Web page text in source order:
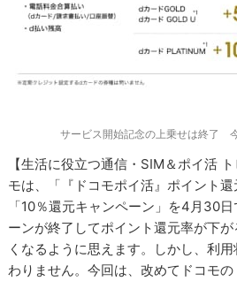
サービス開始記念の上乗せは終了
【生活に役立つ通信・SIM＆ポイ活
モは、「『ドコモポイ活』ポイント
「10％還元キャンペーン」を4月30
ーンが終了してポイント還元率が下
くなるように思えます。しかし、利
わりません。今回は、改めてドコモ